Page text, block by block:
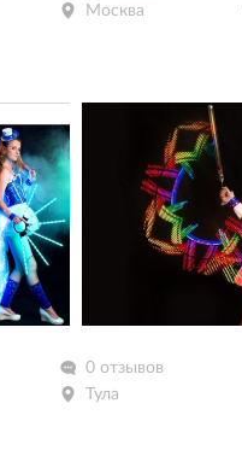
Москва
0 отзывов
Тула